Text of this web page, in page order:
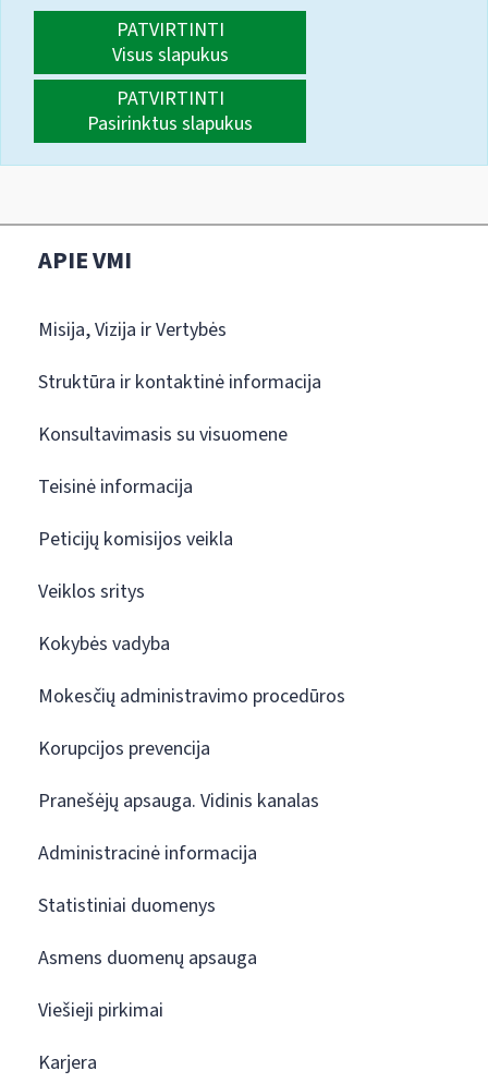
PATVIRTINTI
Visus slapukus
PATVIRTINTI
Pasirinktus slapukus
APIE VMI
Misija, Vizija ir Vertybės
Struktūra ir kontaktinė informacija
Konsultavimasis su visuomene
Teisinė informacija
Peticijų komisijos veikla
Veiklos sritys
Kokybės vadyba
Mokesčių administravimo procedūros
Korupcijos prevencija
Pranešėjų apsauga. Vidinis kanalas
Administracinė informacija
Statistiniai duomenys
Asmens duomenų apsauga
Viešieji pirkimai
Karjera